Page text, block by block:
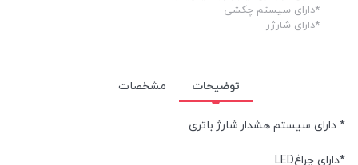
طول کابل:2 متر
*دارای سیستم چکشی
*دارای شارژر
توضیحات
مشخصات
* دارای سیستم هشدار شارژ باتری
*دارای چراغLED